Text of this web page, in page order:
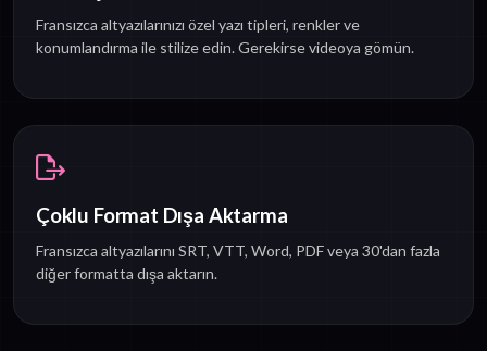
Fransızca altyazılarınızı özel yazı tipleri, renkler ve
konumlandırma ile stilize edin. Gerekirse videoya gömün.
Çoklu Format Dışa Aktarma
Fransızca altyazılarını SRT, VTT, Word, PDF veya 30'dan fazla
diğer formatta dışa aktarın.